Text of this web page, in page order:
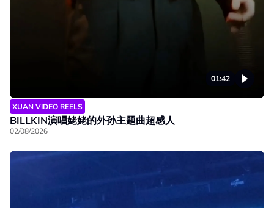
01:42
XUAN VIDEO REELS
BILLKIN演唱姥姥的外孙主题曲超感人
02/08/2026